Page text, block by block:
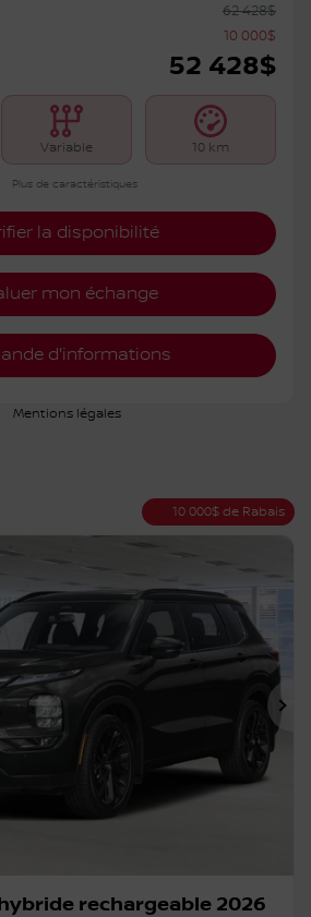
62 428$
10 000$
52 428$
Variable 10 km
Plus de caractéristiques
la disponibilité
mon échange
d'informations
Mentions légales
10 000$ de Rabais
rechargeable 2026